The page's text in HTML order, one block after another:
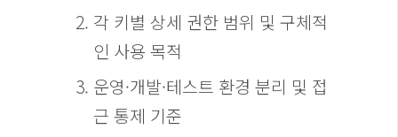
각 키별 상세 권한 범위 및 구체적
인 사용 목적
운영·개발·테스트 환경 분리 및 접
근 통제 기준